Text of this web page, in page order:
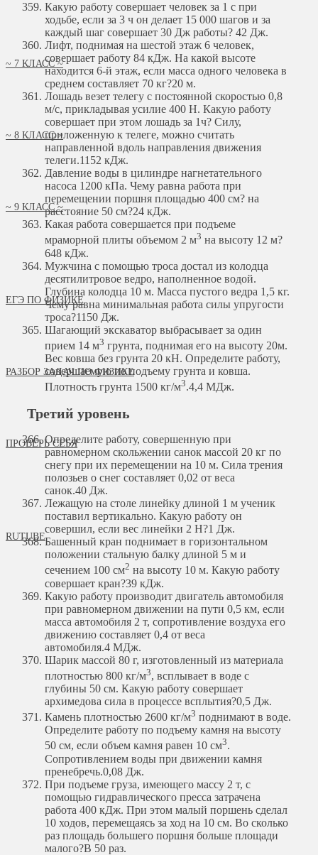
~ 7 КЛАСС ~
~ 8 КЛАСС ~
~ 9 КЛАСС ~
ЕГЭ ПО ФИЗИКЕ
РАЗБОР ЗАДАЧ ПО ФИЗИКЕ
ПРОВЕРЬ СЕБЯ
RUTUBE
Какую работу совершает человек за 1 с при
ходьбе, если за 3 ч он делает 15 000 шагов и за
каждый шаг совершает 30 Дж работы? 42 Дж.
Лифт, поднимая на шестой этаж 6 человек,
совершает работу 84 кДж. На какой высоте
находится 6-й этаж, если масса одного человека в
среднем составляет 70 кг?20 м.
Лошадь везет телегу с постоянной скоростью 0,8
м/с, прикладывая усилие 400 Н. Какую работу
совершает при этом лошадь за 1ч? Силу,
приложенную к телеге, можно считать
направленной вдоль направления движения
телеги.1152 кДж.
Давление воды в цилиндре нагнетательного
насоса 1200 кПа. Чему равна работа при
перемещении поршня площадью 400 см? на
расстояние 50 см?24 кДж.
Какая работа совершается при подъеме
мраморной плиты объемом 2 м3 на высоту 12 м?
648 кДж.
Мужчина с помощью троса достал из колодца
десятилитровое ведро, наполненное водой.
Глубина колодца 10 м. Масса пустого ведра 1,5 кг.
Чему равна минимальная работа силы упругости
троса?1150 Дж.
Шагающий экскаватор выбрасывает за один
прием 14 м3 грунта, поднимая его на высоту 20м.
Вес ковша без грунта 20 кН. Определите работу,
совершаемую по подъему грунта и ковша.
Плотность грунта 1500 кг/м3.4,4 МДж.
Третий уровень
Определите работу, совершенную при
равномерном скольжении санок массой 20 кг по
снегу при их перемещении на 10 м. Сила трения
полозьев о снег составляет 0,02 от веса
санок.40 Дж.
Лежащую на столе линейку длиной 1 м ученик
поставил вертикально. Какую работу он
совершил, если вес линейки 2 Н?1 Дж.
Башенный кран поднимает в горизонтальном
положении стальную балку длиной 5 м и
сечением 100 см2 на высоту 10 м. Какую работу
совершает кран?39 кДж.
Какую работу производит двигатель автомобиля
при равномерном движении на пути 0,5 км, если
масса автомобиля 2 т, сопротивление воздуха его
движению составляет 0,4 от веса
автомобиля.4 МДж.
Шарик массой 80 г, изготовленный из материала
плотностью 800 кг/м3, всплывает в воде с
глубины 50 см. Какую работу совершает
архимедова сила в процессе всплытия?0,5 Дж.
Камень плотностью 2600 кг/м3 поднимают в воде.
Определите работу по подъему камня на высоту
50 см, если объем камня равен 10 см3.
Сопротивлением воды при движении камня
пренебречь.0,08 Дж.
При подъеме груза, имеющего массу 2 т, с
помощью гидравлического пресса затрачена
работа 400 кДж. При этом малый поршень сделал
10 ходов, перемещаясь за ход на 10 см. Во сколько
раз площадь большего поршня больше площади
малого?В 50 раз.